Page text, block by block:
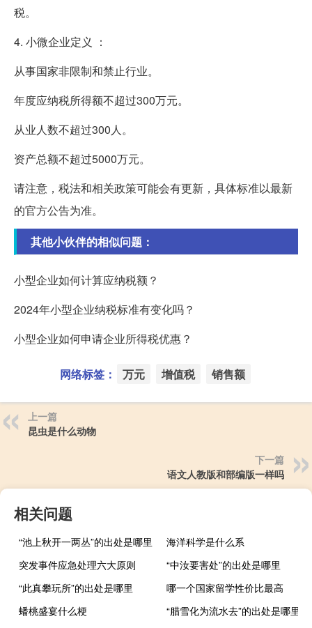
税。
4. 小微企业定义 ：
从事国家非限制和禁止行业。
年度应纳税所得额不超过300万元。
从业人数不超过300人。
资产总额不超过5000万元。
请注意，税法和相关政策可能会有更新，具体标准以最新
的官方公告为准。
其他小伙伴的相似问题：
小型企业如何计算应纳税额？
2024年小型企业纳税标准有变化吗？
小型企业如何申请企业所得税优惠？
网络标签： 万元 增值税 销售额
上一篇
昆虫是什么动物
下一篇
语文人教版和部编版一样吗
相关问题
“池上秋开一两丛”的出处是哪里
海洋科学是什么系
突发事件应急处理六大原则
“中汝要害处”的出处是哪里
“此真攀玩所”的出处是哪里
哪一个国家留学性价比最高
蟠桃盛宴什么梗
“腊雪化为流水去”的出处是哪里